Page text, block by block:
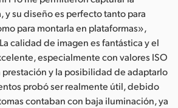
y su diseño es perfecto tanto para
para montarla en plataformas»,
calidad de imagen es fantástica y el
especialmente con valores ISO
prestación y la posibilidad de adaptarlo
probó ser realmente útil, debido
contaban con baja iluminación, ya